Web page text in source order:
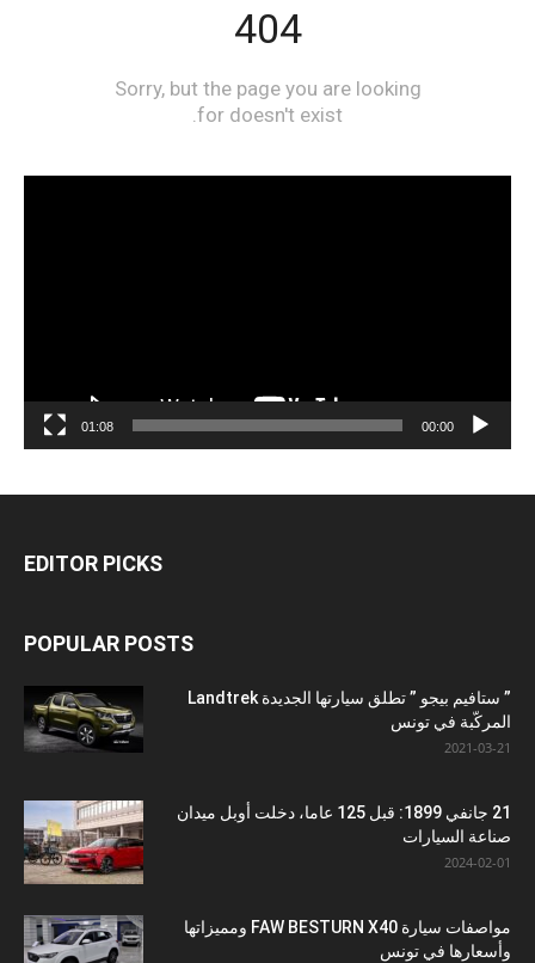
00:00
01:08
EDITOR PICKS
POPULAR POSTS
” ستافيم بيجو ” تطلق سيارتها الجديدة Landtrek
المركّبة في تونس
2021-03-21
21 جانفي 1899: قبل 125 عاما، دخلت أوبل ميدان
صناعة السيارات
2024-02-01
مواصفات سيارة FAW BESTURN X40 ومميزاتها
وأسعارها في تونس